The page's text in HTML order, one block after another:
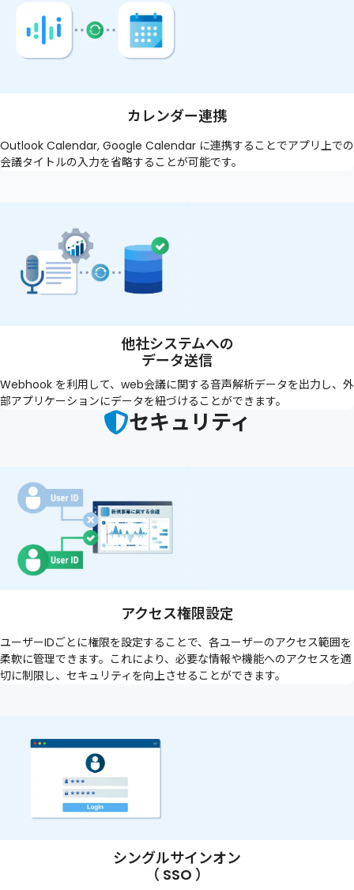
カレンダー連携
Outlook Calendar, Google Calendar に連携することでアプリ上での
会議タイトルの入力を省略することが可能です。
他社システムへの
データ送信
Webhook を利用して、web会議に関する音声解析データを出力し、外
部アプリケーションにデータを紐づけることができます。
セキュリティ
アクセス権限設定
ユーザーIDごとに権限を設定することで、各ユーザーのアクセス範囲を
柔軟に管理できます。これにより、必要な情報や機能へのアクセスを適
切に制限し、セキュリティを向上させることができます。
シングルサインオン
（ SSO ）